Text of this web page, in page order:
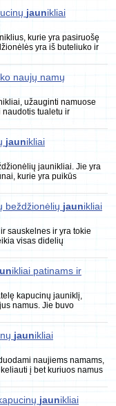
jaunikliai
kurie yra pasiruošę
yra iš buteliuko ir
naujų namų
užauginti namuose
naudotis tualetu ir
jaunikliai
jaunikliai. Jie yra
kurie yra puikūs
beždžionėlių jaunikliai
sauskelnes ir yra tokie
visas didelių
ikliai patinams ir
kapucinų jauniklį,
namus. Jie buvo
užaugo.
jaunikliai
naujiems namams,
į bet kuriuos namus
jaunikliai